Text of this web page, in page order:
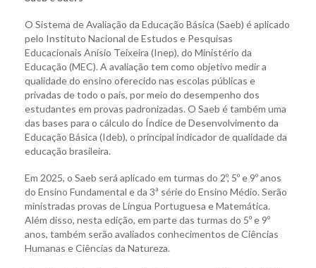
O Sistema de Avaliação da Educação Básica (Saeb) é aplicado
pelo Instituto Nacional de Estudos e Pesquisas
Educacionais Anísio Teixeira (Inep), do Ministério da
Educação (MEC). A avaliação tem como objetivo medir a
qualidade do ensino oferecido nas escolas públicas e
privadas de todo o país, por meio do desempenho dos
estudantes em provas padronizadas. O Saeb é também uma
das bases para o cálculo do Índice de Desenvolvimento da
Educação Básica (Ideb), o principal indicador de qualidade da
educação brasileira.
Em 2025, o Saeb será aplicado em turmas do 2º, 5º e 9º anos
do Ensino Fundamental e da 3ª série do Ensino Médio. Serão
ministradas provas de Língua Portuguesa e Matemática.
Além disso, nesta edição, em parte das turmas do 5º e 9º
anos, também serão avaliados conhecimentos de Ciências
Humanas e Ciências da Natureza.